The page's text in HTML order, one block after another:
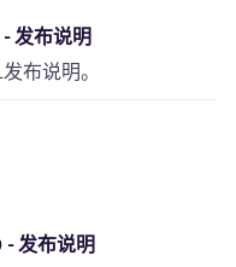
发布说明
布说明。
发布说明